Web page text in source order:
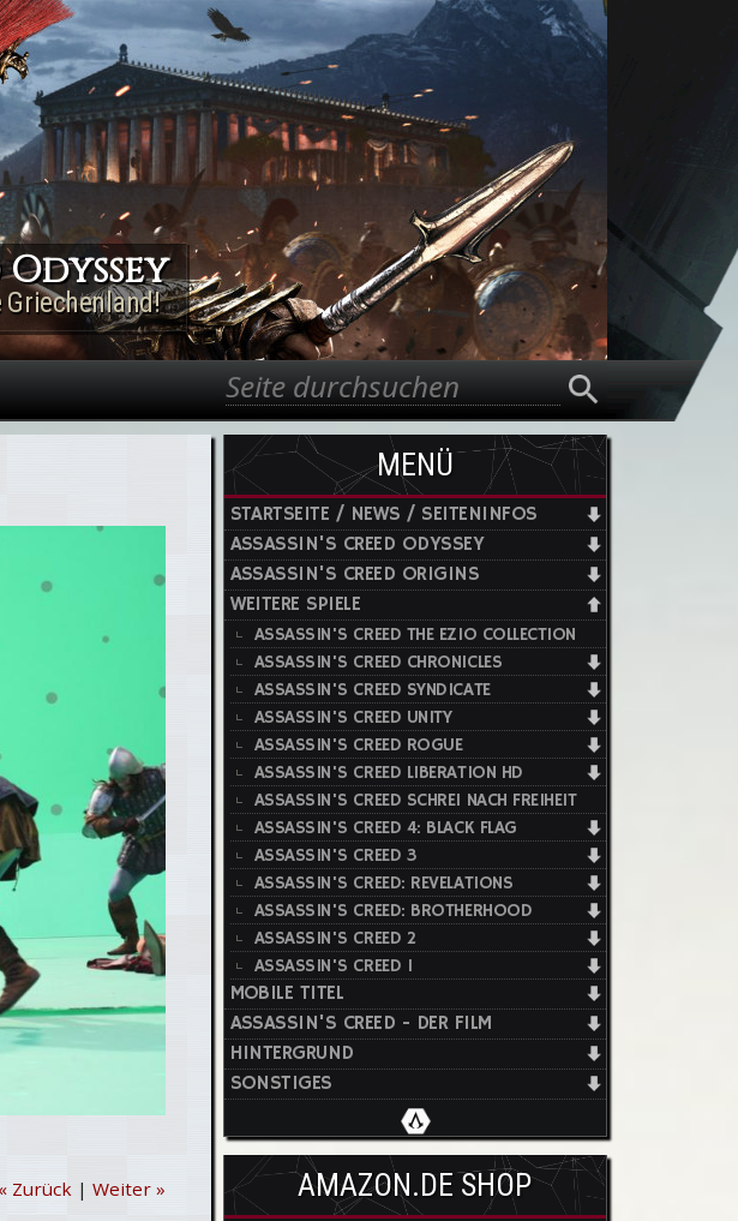
Rogue
One!
Suchformular
Suche
« Zurück |Weiter »
MENÜ
STARTSEITE / NEWS / SEITENINFOS
ASSASSIN'S CREED ODYSSEY
ASSASSIN'S CREED ORIGINS
WEITERE SPIELE
ASSASSIN'S CREED THE EZIO COLLECTION
ASSASSIN'S CREED CHRONICLES
ASSASSIN'S CREED SYNDICATE
ASSASSIN'S CREED UNITY
ASSASSIN'S CREED ROGUE
ASSASSIN'S CREED LIBERATION HD
ASSASSIN'S CREED SCHREI NACH FREIHEIT
ASSASSIN'S CREED 4: BLACK FLAG
ASSASSIN'S CREED 3
ASSASSIN'S CREED: REVELATIONS
ASSASSIN'S CREED: BROTHERHOOD
ASSASSIN'S CREED 2
ASSASSIN'S CREED 1
MOBILE TITEL
ASSASSIN'S CREED - DER FILM
HINTERGRUND
SONSTIGES
AMAZON.DE SHOP